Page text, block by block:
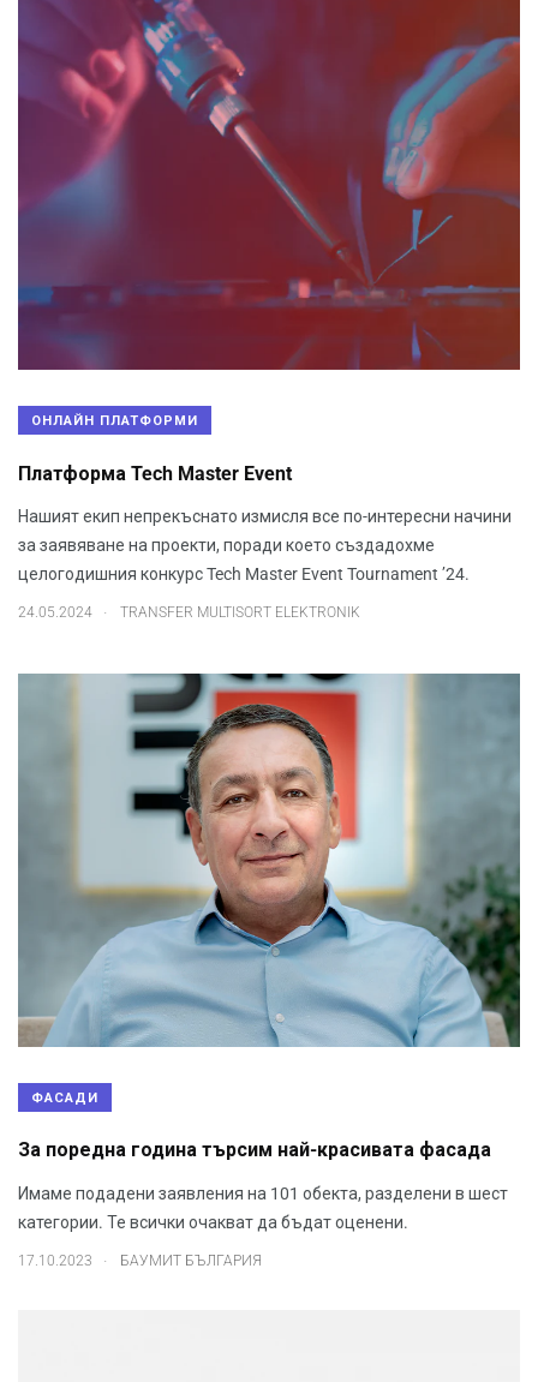
ОНЛАЙН ПЛАТФОРМИ
Платформа Tech Master Event
Нашият екип непрекъснато измисля все по-интересни начини
за заявяване на проекти, поради което създадохме
целогодишния конкурс Tech Master Event Tournament ’24.
24.05.2024 . TRANSFER MULTISORT ELEKTRONIK
ФАСАДИ
За поредна година търсим най-красивата фасада
Имаме подадени заявления на 101 обекта, разделени в шест
категории. Те всички очакват да бъдат оценени.
17.10.2023 . БАУМИТ БЪЛГАРИЯ